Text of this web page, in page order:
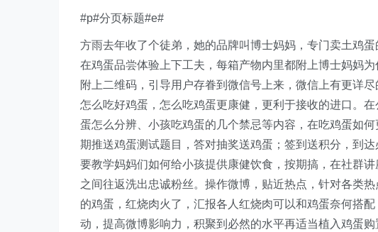
#p#分页标题#e#
方雨去年收了个徒弟，她的品牌叫博士妈妈，专门卖土鸡
在鸡蛋品尝体验上下工夫，每箱产物内里都附上博士妈妈
附上二维码，引导用户存眷到微信号上来，微信上有更详
怎么吃好鸡蛋，怎么吃鸡蛋更康健，更利于接收的进口。
蛋怎么分辨、小孩吃鸡蛋的几个禁忌等内容，在吃鸡蛋如
期推送鸡蛋测试题目，答对抽奖送鸡蛋；签到送积分，到
要教学妈妈们如何给小孩提供康健饮食，按期搞，在社群
之间往返洗出忠诚粉丝。操作微博，贴近热点，针对各类
的鸡蛋，红烧肉火了，汇报各人红烧肉可以和鸡蛋奈何搭
动，提高微博影响力，积聚到必然的水平再适当植入鸡蛋